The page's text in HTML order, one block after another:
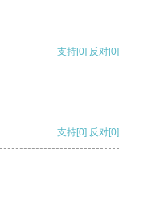
支持[0] 反对[0]
支持[0] 反对[0]